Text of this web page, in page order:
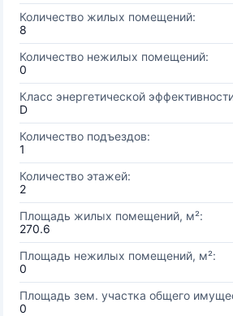
Количество жилых помещений:
8
Количество нежилых помещений:
0
Класс энергетической
D
Количество подъездов:
1
Количество этажей:
2
Площадь жилых помещений, м²:
270.6
Площадь нежилых помещений, м²:
0
Площадь зем. участка общего
0